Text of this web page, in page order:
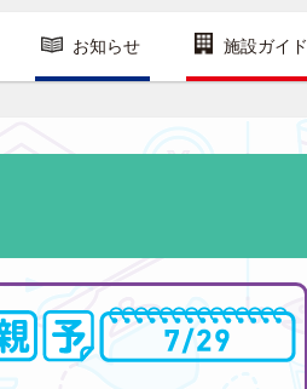
お知らせ 施設ガイド